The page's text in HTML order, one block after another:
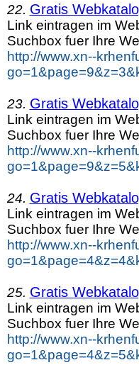
22. Gratis
Link eintragen im
Suchbox fuer Ihre
http://www.xn--
23. Gratis
Link eintragen im
Suchbox fuer Ihre
http://www.xn--
24. Gratis
Link eintragen im
Suchbox fuer Ihre
http://www.xn--
25. Gratis
Link eintragen im
Suchbox fuer Ihre
http://www.xn--